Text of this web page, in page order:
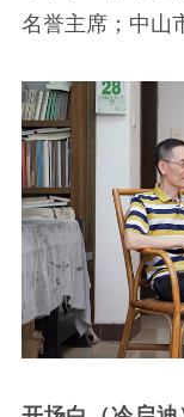
名誉主席；中山